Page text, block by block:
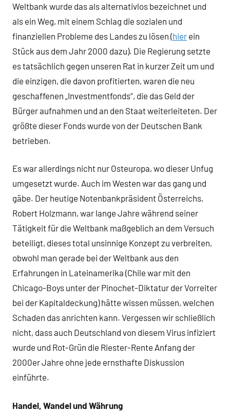
Weltbank wurde das als alternativlos bezeichnet und
als ein Weg, mit einem Schlag die sozialen und
finanziellen Probleme des Landes zu lösen (hier ein
Stück aus dem Jahr 2000 dazu). Die Regierung setzte
es tatsächlich gegen unseren Rat in kurzer Zeit um und
die einzigen, die davon profitierten, waren die neu
geschaffenen „Investmentfonds“, die das Geld der
Bürger aufnahmen und an den Staat weiterleiteten. Der
größte dieser Fonds wurde von der Deutschen Bank
betrieben.
Es war allerdings nicht nur Osteuropa, wo dieser Unfug
umgesetzt wurde. Auch im Westen war das gang und
gäbe. Der heutige Notenbankpräsident Österreichs,
Robert Holzmann, war lange Jahre während seiner
Tätigkeit für die Weltbank maßgeblich an dem Versuch
beteiligt, dieses total unsinnige Konzept zu verbreiten,
obwohl man gerade bei der Weltbank aus den
Erfahrungen in Lateinamerika (Chile war mit den
Chicago-Boys unter der Pinochet-Diktatur der Vorreiter
bei der Kapitaldeckung) hätte wissen müssen, welchen
Schaden das anrichten kann. Vergessen wir schließlich
nicht, dass auch Deutschland von diesem Virus infiziert
wurde und Rot-Grün die Riester-Rente Anfang der
2000er Jahre ohne jede ernsthafte Diskussion
einführte.
Handel, Wandel und Währung